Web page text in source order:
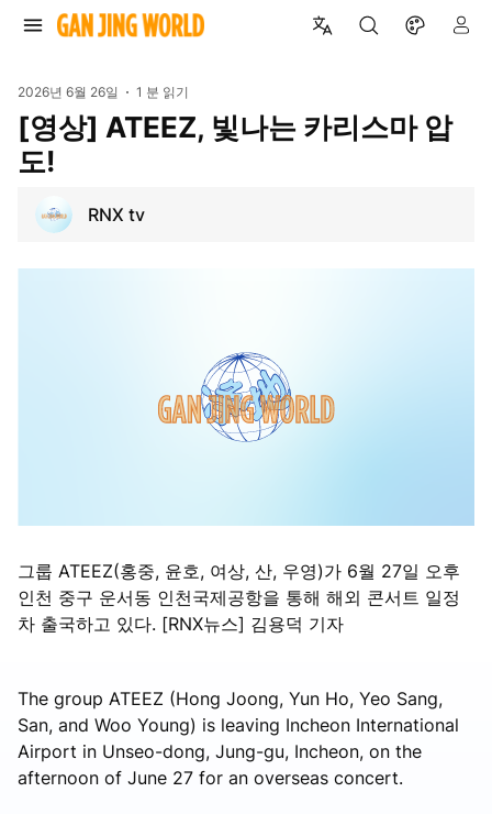
2026년 6월 26일 1 분 읽기
[영상] ATEEZ, 빛나는 카리스마 압
도!
RNX tv
그룹 ATEEZ(홍중, 윤호, 여상, 산, 우영)가 6월 27일 오후
인천 중구 운서동 인천국제공항을 통해 해외 콘서트 일정
차 출국하고 있다. [RNX뉴스] 김용덕 기자
The group ATEEZ (Hong Joong, Yun Ho, Yeo Sang,
San, and Woo Young) is leaving Incheon International
Airport in Unseo-dong, Jung-gu, Incheon, on the
afternoon of June 27 for an overseas concert.